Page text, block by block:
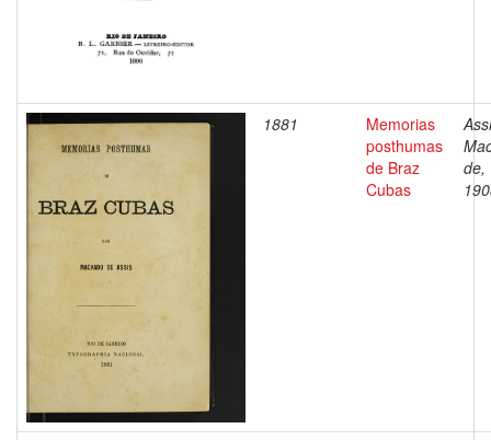
1881
Memorias
posthumas
de Braz
Cubas
de,